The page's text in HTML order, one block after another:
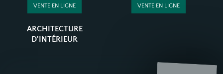
VENTE EN LIGNE VENTE EN LIGNE
ARCHITECTURE
D'INTÉRIEUR